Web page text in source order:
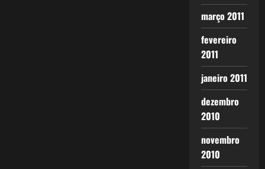
março 2011
fevereiro
2011
janeiro 2011
dezembro
2010
novembro
2010